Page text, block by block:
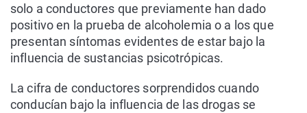
solo a conductores que previamente han dado
positivo en la prueba de alcoholemia o a los que
presentan síntomas evidentes de estar bajo la
influencia de sustancias psicotrópicas.
La cifra de conductores sorprendidos cuando
conducían bajo la influencia de las drogas se